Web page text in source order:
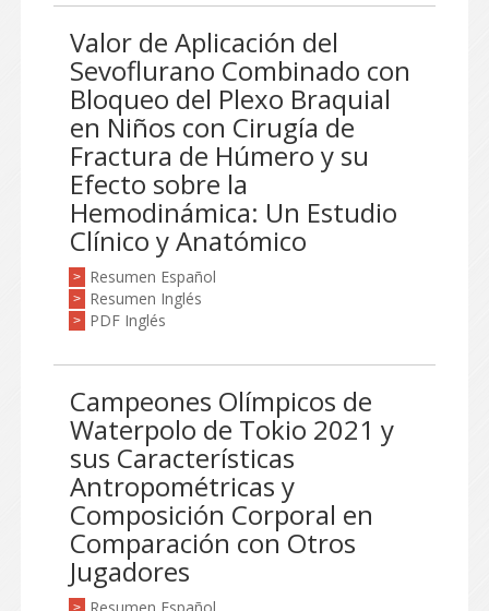
Valor de Aplicación del
Sevoflurano Combinado con
Bloqueo del Plexo Braquial
en Niños con Cirugía de
Fractura de Húmero y su
Efecto sobre la
Hemodinámica: Un Estudio
Clínico y Anatómico
> Resumen Español
> Resumen Inglés
> PDF Inglés
Campeones Olímpicos de
Waterpolo de Tokio 2021 y
sus Características
Antropométricas y
Composición Corporal en
Comparación con Otros
Jugadores
>